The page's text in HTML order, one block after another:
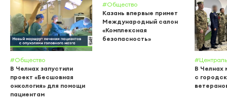
#Общество
В Челнах запустили
проект «Бесшовная
онкология» для помощи
пациентам
#Общество
Казань впервые примет
Международный салон
«Комплексная
безопасность»
В Челнах
с